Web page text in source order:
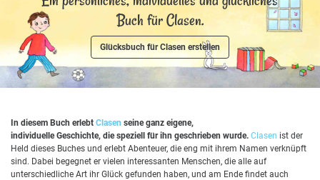
Buch für Clasen.
Glücksbuch für Clasen erstellen
In diesem Buch erlebt Clasen seine ganz eigene,
individuelle Geschichte, die speziell für ihn geschrieben wurde. Clasen ist der
Held dieses Buches und erlebt Abenteuer, die eng mit ihrem Namen verknüpft
sind. Dabei begegnet er vielen interessanten Menschen, die alle auf
unterschiedliche Art ihr Glück gefunden haben, und am Ende findet auch